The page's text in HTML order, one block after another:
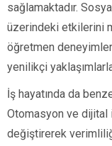
sağlamaktadır.
üzerindeki etkilerini
öğretmen
yenilikçi
İş hayatında da
Otomasyon ve dijital
değiştirerek verimliliği